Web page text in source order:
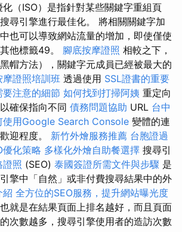
（ISO）是指針對某些關鍵字重組頁
尋引擎進行最佳化。 將相關關鍵字加
也可以導致網站流量的增加，即使僅使
他標籤49。 腳底按摩證照 相較之下，
帽方法），關鍵字元成員已經被最大的
摩證照培訓班 透過使用 SSL證書的重要
注意的細節 如何找到打掃阿姨 重定向
確保指向不同 債務問題協助 URL 台中
使用Google Search Console 變體的連
迎程度。 新竹外燴服務推薦 台胞證過
優化策略 多樣化外燴自助餐選擇 搜尋引
證照 (SEO) 泰國簽證所需文件與步驟 是
擎中「自然」或非付費搜尋結果中的外
紹 全方位的SEO服務，提升網站曝光度
就是在結果頁面上排名越好，而且頁面
次數越多，搜尋引擎使用者的造訪次數